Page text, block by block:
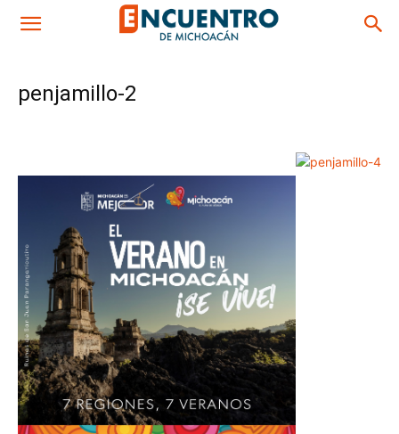
penjamillo-2